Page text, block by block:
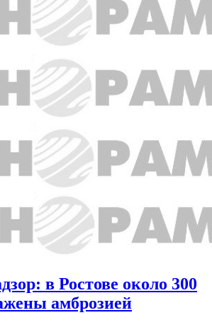
в Ростове около 300
амброзией